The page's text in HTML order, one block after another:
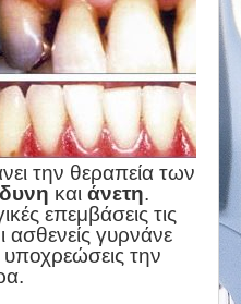
την θεραπεία των
και άνετη.
επεμβάσεις τις
ασθενείς γυρνάνε
υποχρεώσεις την